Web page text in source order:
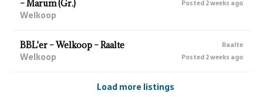
– Marum (Gr.)
Welkoop
Posted 2 weeks ago
BBL'er – Welkoop – Raalte
Welkoop
Raalte
Posted 2 weeks ago
Load more listings